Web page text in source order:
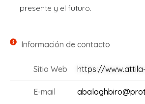
presente y el futuro.
Información de contacto
Sitio Web https://
E-mail